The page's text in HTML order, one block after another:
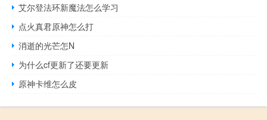
艾尔登法环新魔法怎么学习
点火真君原神怎么打
消逝的光芒怎N
为什么cf更新了还要更新
原神卡维怎么皮